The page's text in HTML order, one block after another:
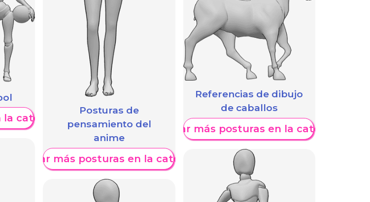
categoría
Posturas de
pensamiento del
anime
Mostrar más posturas en la categoría
Referencias de dibujo
de caballos
Mostrar más posturas en la categoría